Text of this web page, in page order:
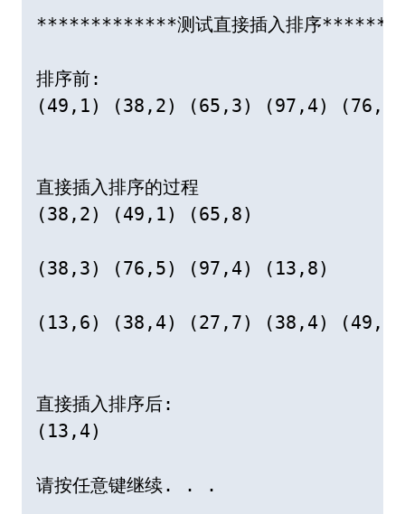
*************测试直接插入排序
排序前:
(49,1) (38,2) (65,3) (97,4)
直接插入排序的过程
(38,2) (49,1) (65,8)
(38,3) (76,5) (97,4) (13,8)
(13,6) (38,4) (27,7) (38,4)
直接插入排序后:
(13,4)
请按任意键继续. . .